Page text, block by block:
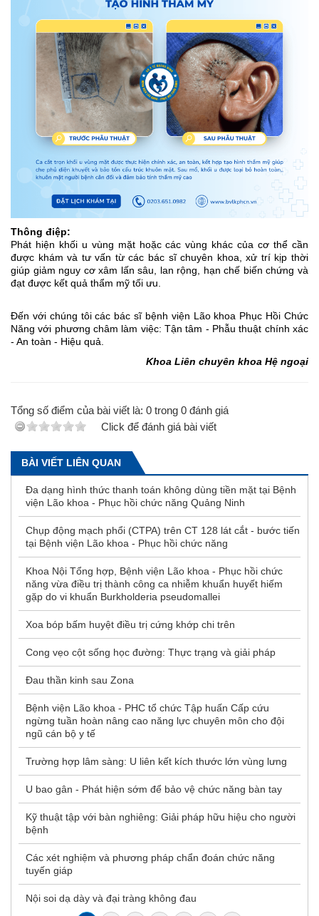
Thông điệp:
Phát hiện khối u vùng mặt hoặc các vùng khác của cơ thể cần
được khám và tư vấn từ các bác sĩ chuyên khoa, xử trí kịp thời
giúp giảm nguy cơ xâm lấn sâu, lan rộng, hạn chế biến chứng và
đạt được kết quả thẩm mỹ tối ưu.
Đến với chúng tôi các bác sĩ bệnh viện Lão khoa Phục Hồi Chức
Năng với phương châm làm việc: Tận tâm - Phẫu thuật chính xác
- An toàn - Hiệu quả.
Khoa Liên chuyên khoa Hệ ngoại
Tổng số điểm của bài viết là: 0 trong 0 đánh giá
Click để đánh giá bài viết
BÀI VIẾT LIÊN QUAN
Đa dạng hình thức thanh toán không dùng tiền mặt tại Bệnh
viện Lão khoa - Phục hồi chức năng Quảng Ninh
Chụp động mạch phổi (CTPA) trên CT 128 lát cắt - bước tiến
tại Bệnh viện Lão khoa - Phục hồi chức năng
Khoa Nội Tổng hợp, Bệnh viện Lão khoa - Phục hồi chức
năng vừa điều trị thành công ca nhiễm khuẩn huyết hiếm
gặp do vi khuẩn Burkholderia pseudomallei
Xoa bóp bấm huyệt điều trị cứng khớp chi trên
Cong vẹo cột sống học đường: Thực trạng và giải pháp
Đau thần kinh sau Zona
Bệnh viện Lão khoa - PHC tổ chức Tập huấn Cấp cứu
ngừng tuần hoàn nâng cao năng lực chuyên môn cho đội
ngũ cán bộ y tế
Trường hợp lâm sàng: U liên kết kích thước lớn vùng lưng
U bao gân - Phát hiện sớm để bảo vệ chức năng bàn tay
Kỹ thuật tập với bàn nghiêng: Giải pháp hữu hiệu cho người
bệnh
Các xét nghiệm và phương pháp chẩn đoán chức năng
tuyến giáp
Nội soi dạ dày và đại tràng không đau